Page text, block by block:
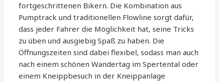
fortgeschrittenen Bikern. Die Kombination aus
Pumptrack und traditionellen Flowline sorgt dafür,
dass jeder Fahrer die Möglichkeit hat, seine Tricks
zu üben und ausgiebig Spaß zu haben. Die
Öffnungszeiten sind dabei flexibel, sodass man auch
nach einem schönen Wandertag im Spertental oder
einem Kneippbesuch in der Kneippanlage